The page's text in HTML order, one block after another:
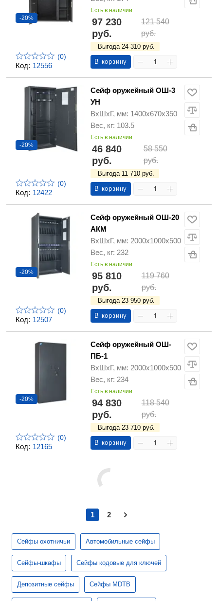
Код: 12556
-20%
(0)
Есть в наличии
97 230
руб.
121 540
руб.
Выгода 24 310 руб.
В корзину
Код: 12422
-20%
(0)
Сейф оружейный ОШ-3
УH
ВхШхГ, мм: 1400х670х350
Вес, кг: 103.5
Есть в наличии
46 840
руб.
58 550
руб.
Выгода 11 710 руб.
В корзину
Код: 12507
-20%
(0)
Сейф оружейный ОШ-20
АКМ
ВхШхГ, мм: 2000х1000х500
Вес, кг: 232
Есть в наличии
95 810
руб.
119 760
руб.
Выгода 23 950 руб.
В корзину
Код: 12165
-20%
(0)
Сейф оружейный ОШ-
ПБ-1
ВхШхГ, мм: 2000х1000х500
Вес, кг: 234
Есть в наличии
94 830
руб.
118 540
руб.
Выгода 23 710 руб.
В корзину
1 2
Сейфы охотничьи Автомобильные сейфы
Сейфы-шкафы Сейфы кодовые для ключей
Депозитные сейфы Сейфы MDTB